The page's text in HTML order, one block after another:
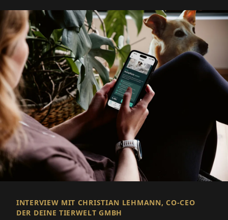
INTERVIEW MIT CHRISTIAN LEHMANN, CO-CEO
DER DEINE TIERWELT GMBH